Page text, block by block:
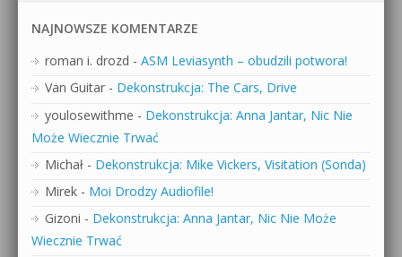
NAJNOWSZE KOMENTARZE
roman i. drozd - ASM Leviasynth – obudzili potwora!
Van Guitar - Dekonstrukcja: The Cars, Drive
youlosewithme - Dekonstrukcja: Anna Jantar, Nic Nie
Może Wiecznie Trwać
Michał - Dekonstrukcja: Mike Vickers, Visitation (Sonda)
Mirek - Moi Drodzy Audiofile!
Gizoni - Dekonstrukcja: Anna Jantar, Nic Nie Może
Wiecznie Trwać